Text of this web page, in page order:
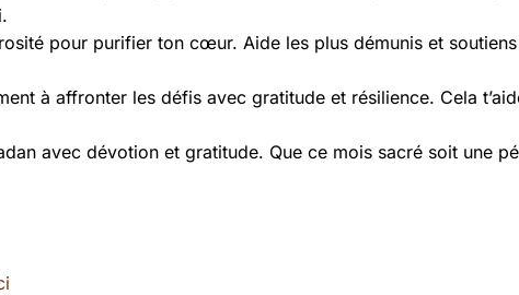
pour purifier ton cœur. Aide les plus démunis et
à affronter les défis avec gratitude et résilience. Cela
avec dévotion et gratitude. Que ce mois sacré soit une